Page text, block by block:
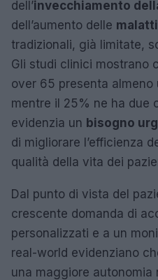
dell’invecchiamento
dell’aumento delle
tradizionali, già limitate,
Gli studi clinici mostrano
over 65 presenta
mentre il 25% ne ha due
evidenzia un bisogno
di migliorare l’efficienza
qualità della vita dei
Dal punto di vista del
crescente domanda di
personalizzati e a un
real-world evidenziano
una maggiore autonomia